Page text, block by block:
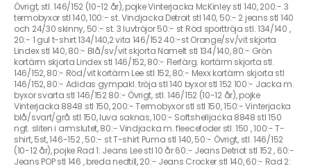
Övrigt, stl. 146/152 (10-12 år), pojke Vinterjacka McKinley stl 140, 200:- 3
termobyxor stl 140, 100:- st. Vindjacka Detroit stl 140, 50:- 2 jeans stl 140
och 24/30 skinny, 50:- st. 3 luvtröjor 50:- st Röd sporttröja stl. 134/140 ,
20:- 1 gul t-shirt 134/140,2 vita 146/152 40:-st Orange/sv/vit skjorta
Lindex stl 140, 80:- Blå/sv/vit skjorta NameIt stl 134/140, 80:- Grön
kortärm skjorta Lindex stl 146/152, 80:- Flerfärg. kortärm skjorta stl.
146/152, 80:- Röd/vit kortärm Lee stl 152, 80:- Mexx kortärm skjorta stl
146/152, 80:- Adidas gympakl. tröja stl 140 byxor stl 152 100:- Jacka m.
byxor svarta stl 146/152 80:- Övrigt, stl. 146/152 (10-12 år), pojke
Vinterjacka 8848 stl 150, 200:- Termobyxor stl stl 150, 150:- Vinterjacka
blå/svart/grå stl 150, luva saknas, 100:- Softshelljacka 8848 stl 150
ngt. sliten i armslutet, 80:- Vindjacka m. fleecefoder stl. 150 , 100:- T-
shirt, 5st, 146-152 , 50:- st T-shirt Puma stl 140, 50:- Övrigt, stl. 146/152
(10-12 år), pojke Rad 1: Jeans Lee stl 10 år 60:- Jeans Detriot stl 152 , 60:-
Jeans POP stl 146 , breda nedtill, 20:- Jeans Crocker stl 140, 60:- Rad 2: